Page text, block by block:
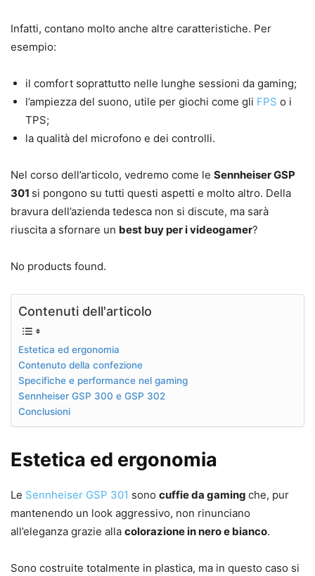
Infatti, contano molto anche altre caratteristiche. Per
esempio:
il comfort soprattutto nelle lunghe sessioni da gaming;
l’ampiezza del suono, utile per giochi come gli FPS o i
TPS;
la qualità del microfono e dei controlli.
Nel corso dell’articolo, vedremo come le Sennheiser GSP
301 si pongono su tutti questi aspetti e molto altro. Della
bravura dell’azienda tedesca non si discute, ma sarà
riuscita a sfornare un best buy per i videogamer?
No products found.
Contenuti dell'articolo
Estetica ed ergonomia
Contenuto della confezione
Specifiche e performance nel gaming
Sennheiser GSP 300 e GSP 302
Conclusioni
Estetica ed ergonomia
Le Sennheiser GSP 301 sono cuffie da gaming che, pur
mantenendo un look aggressivo, non rinunciano
all’eleganza grazie alla colorazione in nero e bianco.
Sono costruite totalmente in plastica, ma in questo caso si